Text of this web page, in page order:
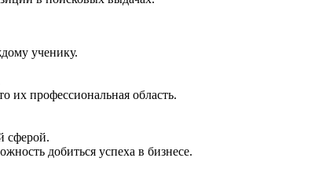
ученику.
профессиональная область.
сферой.
добиться успеха в бизнесе.